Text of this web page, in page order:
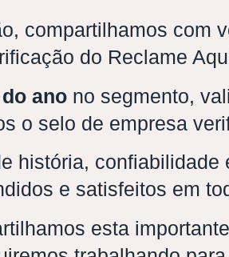
compartilhamos com
do Reclame
ano no segmento,
o selo de empresa
história,
e satisfeitos em
esta